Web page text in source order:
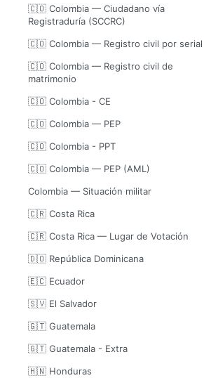
🇨🇴 Colombia — Ciudadano vía
Registraduría (SCCRC)
🇨🇴 Colombia — Registro civil por serial
🇨🇴 Colombia — Registro civil de
matrimonio
🇨🇴 Colombia - CE
🇨🇴 Colombia — PEP
🇨🇴 Colombia - PPT
🇨🇴 Colombia — PEP (AML)
Colombia — Situación militar
🇨🇷 Costa Rica
🇨🇷 Costa Rica — Lugar de Votación
🇩🇴 República Dominicana
🇪🇨 Ecuador
🇸🇻 El Salvador
🇬🇹 Guatemala
🇬🇹 Guatemala - Extra
🇭🇳 Honduras